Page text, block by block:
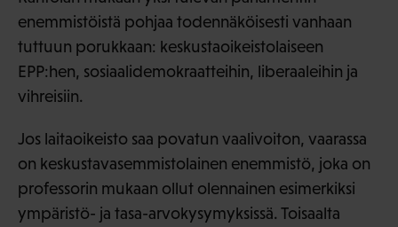
enemmistöistä pohjaa todennäköisesti vanhaan
tuttuun porukkaan: keskustaoikeistolaiseen
EPP:hen, sosiaalidemokraatteihin, liberaaleihin ja
vihreisiin.
Jos laitaoikeisto saa povatun vaalivoiton, vaarassa
on keskustavasemmistolainen enemmistö, joka on
professorin mukaan ollut olennainen esimerkiksi
ympäristö- ja tasa-arvokysymyksissä. Toisaalta